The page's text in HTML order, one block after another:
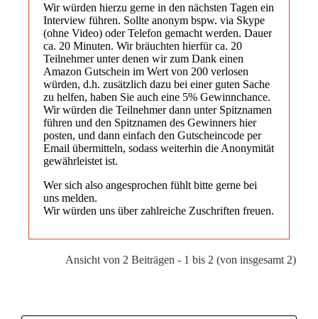
Wir würden hierzu gerne in den nächsten Tagen ein
Interview führen. Sollte anonym bspw. via Skype
(ohne Video) oder Telefon gemacht werden. Dauer
ca. 20 Minuten. Wir bräuchten hierfür ca. 20
Teilnehmer unter denen wir zum Dank einen
Amazon Gutschein im Wert von 200 verlosen
würden, d.h. zusätzlich dazu bei einer guten Sache
zu helfen, haben Sie auch eine 5% Gewinnchance.
Wir würden die Teilnehmer dann unter Spitznamen
führen und den Spitznamen des Gewinners hier
posten, und dann einfach den Gutscheincode per
Email übermitteln, sodass weiterhin die Anonymität
gewährleistet ist.
Wer sich also angesprochen fühlt bitte gerne bei
uns melden.
Wir würden uns über zahlreiche Zuschriften freuen.
Ansicht von 2 Beiträgen - 1 bis 2 (von insgesamt 2)